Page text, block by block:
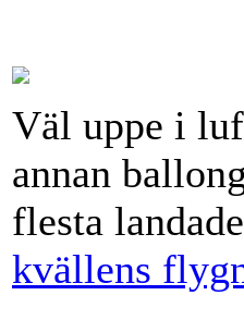
Väl uppe i
annan
flesta
kvällens